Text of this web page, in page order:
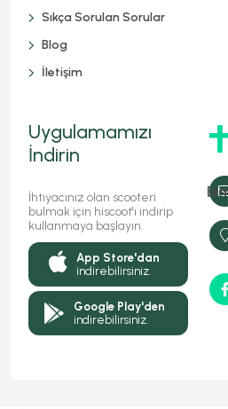
Sıkça Sorulan Sorular
Blog
İletişim
Uygulamamızı
İndirin
İhtiyacınız olan scooteri
bulmak için hiscoot'ı indirip
kullanmaya başlayın.
App Store'dan
indirebilirsiniz.
Google Play'den
indirebilirsiniz.